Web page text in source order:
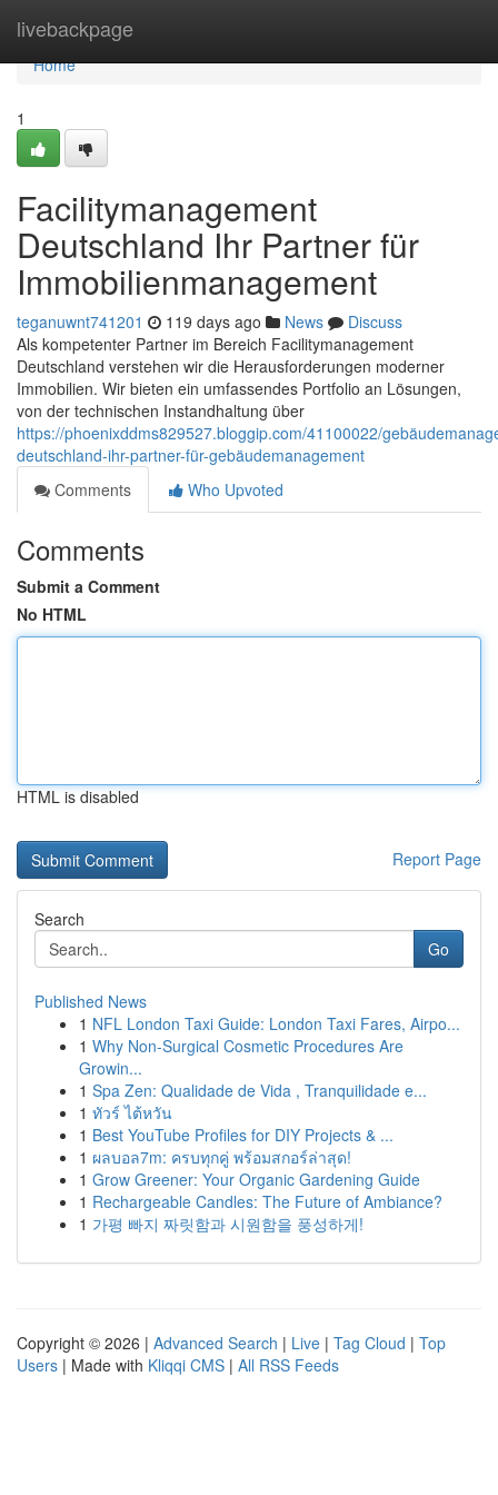
livebackpage
Home
Home
1
Facilitymanagement
Deutschland Ihr Partner für
Immobilienmanagement
teganuwnt741201 119 days ago News
Discuss
Als kompetenter Partner im Bereich Facilitymanagement
Deutschland verstehen wir die Herausforderungen moderner
Immobilien. Wir bieten ein umfassendes Portfolio an Lösungen,
von der technischen Instandhaltung über
https://phoenixddms829527.bloggip.com/41100022/
deutschland-ihr-partner-für-gebäudemanagement
Comments
Who Upvoted
Comments
Submit a Comment
No HTML
HTML is disabled
Report Page
Search
Go
Published News
1 NFL London Taxi Guide: London Taxi Fares, Airpo...
1 Why Non-Surgical Cosmetic Procedures Are
Growin...
1 Spa Zen: Qualidade de Vida , Tranquilidade e...
1 ทัวร์ ไต้หวัน
1 Best YouTube Profiles for DIY Projects & ...
1 ผลบอล7m: ครบทุกคู่ พร้อมสกอร์ล่าสุด!
1 Grow Greener: Your Organic Gardening Guide
1 Rechargeable Candles: The Future of Ambiance?
1 가평 빠지 짜릿함과 시원함을 풍성하게!
Copyright © 2026 | Advanced Search | Live | Tag Cloud | Top
Users | Made with Kliqqi CMS | All RSS Feeds